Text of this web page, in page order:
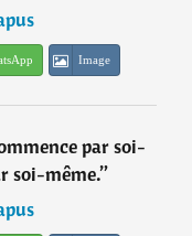
Image
par soi-
soi-même.”